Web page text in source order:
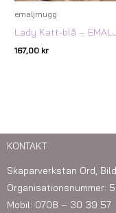
emaljmugg
Lady Katt-blå –
167,00 kr
KONTAKT
Skaparverkstan Ord,
Organisationsnummer:
Mobil: 0708 – 30 39 57